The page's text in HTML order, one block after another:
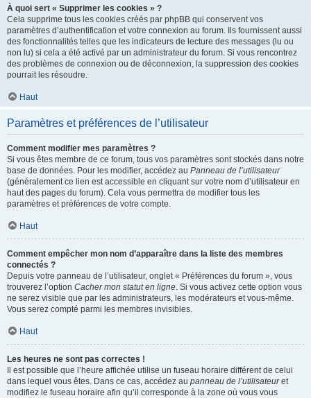
À quoi sert « Supprimer les cookies » ?
Cela supprime tous les cookies créés par phpBB qui conservent vos
paramètres d’authentification et votre connexion au forum. Ils fournissent aussi
des fonctionnalités telles que les indicateurs de lecture des messages (lu ou
non lu) si cela a été activé par un administrateur du forum. Si vous rencontrez
des problèmes de connexion ou de déconnexion, la suppression des cookies
pourrait les résoudre.
Haut
Paramètres et préférences de l’utilisateur
Comment modifier mes paramètres ?
Si vous êtes membre de ce forum, tous vos paramètres sont stockés dans notre
base de données. Pour les modifier, accédez au Panneau de l’utilisateur
(généralement ce lien est accessible en cliquant sur votre nom d’utilisateur en
haut des pages du forum). Cela vous permettra de modifier tous les
paramètres et préférences de votre compte.
Haut
Comment empêcher mon nom d’apparaître dans la liste des membres
connectés ?
Depuis votre panneau de l’utilisateur, onglet « Préférences du forum », vous
trouverez l’option Cacher mon statut en ligne. Si vous activez cette option vous
ne serez visible que par les administrateurs, les modérateurs et vous-même.
Vous serez compté parmi les membres invisibles.
Haut
Les heures ne sont pas correctes !
Il est possible que l’heure affichée utilise un fuseau horaire différent de celui
dans lequel vous êtes. Dans ce cas, accédez au panneau de l’utilisateuret
modifiez le fuseau horaire afin qu’il corresponde à la zone où vous vous